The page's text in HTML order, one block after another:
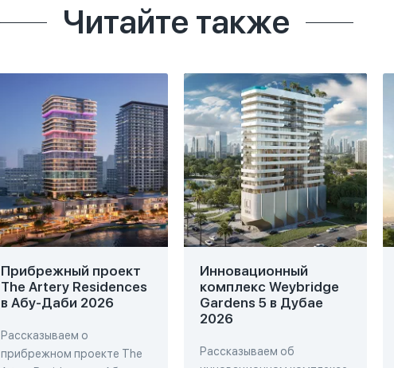
Читайте также
Прибрежный проект
The Artery Residences
в Абу-Даби 2026
Рассказываем о
прибрежном проекте The
Инновационный
комплекс Weybridge
Gardens 5 в Дубае
2026
Рассказываем об